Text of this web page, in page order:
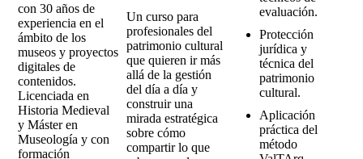
con 30 años de
experiencia en el
ámbito de los
museos y proyectos
digitales de
contenidos.
Licenciada en
Historia Medieval
y Máster en
Museología y con
formación
Un curso para
profesionales del
patrimonio cultural
que quieren ir más
allá de la gestión
del día a día y
construir una
mirada estratégica
sobre cómo
compartir lo que
evaluación.
Protección
jurídica y
técnica del
patrimonio
cultural.
Aplicación
práctica del
método